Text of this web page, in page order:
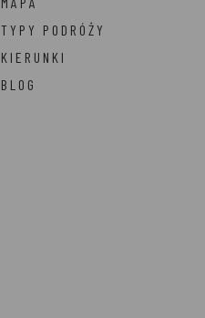
TYPY PODRÓŻY
KIERUNKI
BLOG